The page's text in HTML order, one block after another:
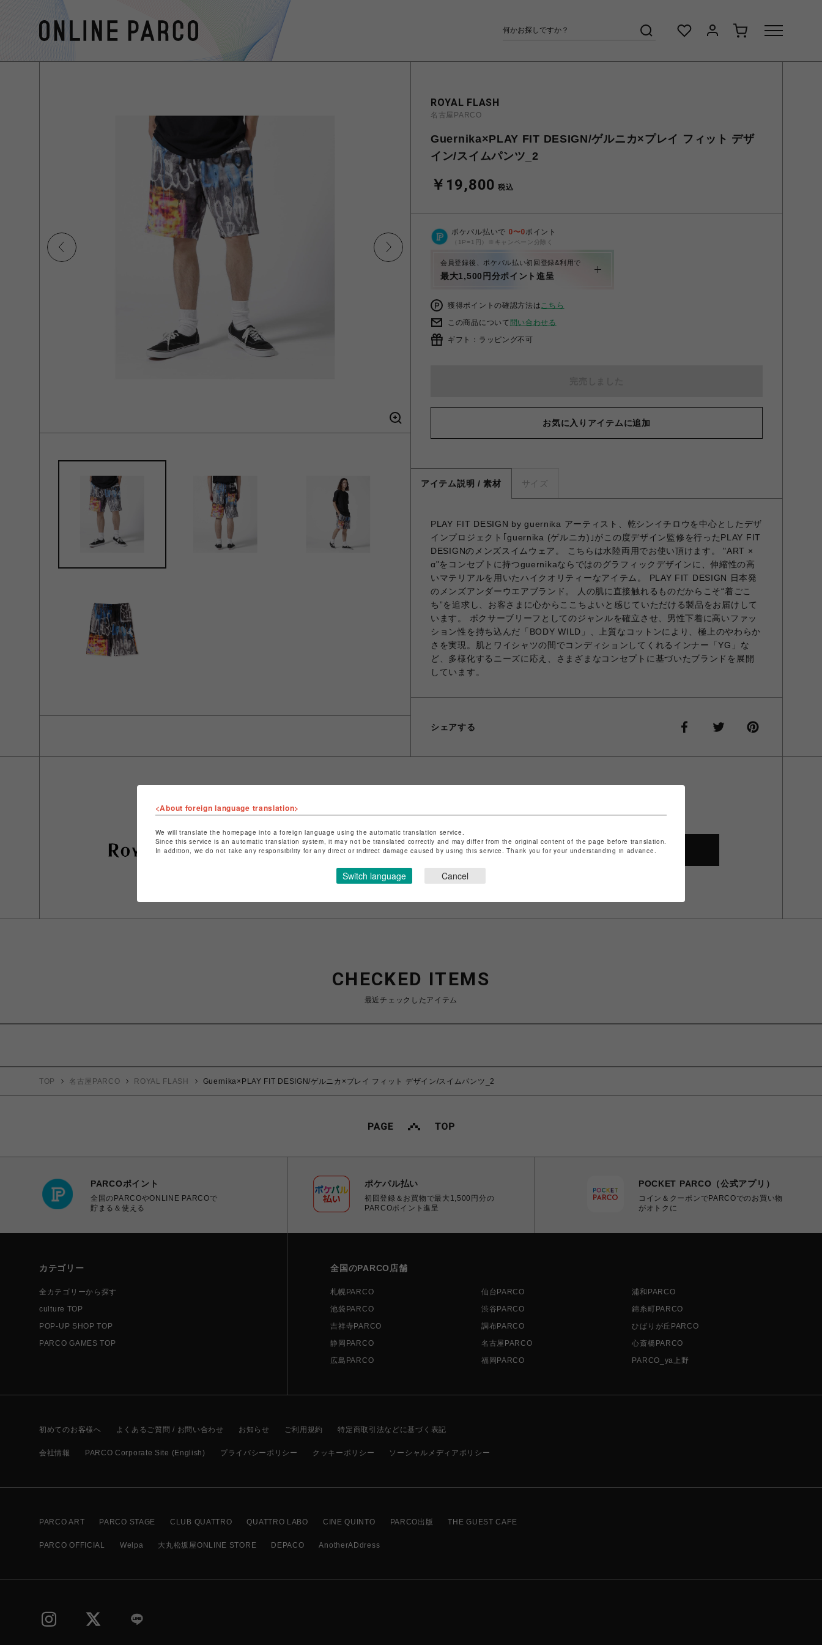
ROYAL FLASH
名古屋PARCO
Guernika×PLAY FIT DESIGN/ゲルニカ×プレイ フィット デザ
イン/スイムパンツ_2
￥19,800 税込
ポケパル払いで 0〜0ポイント
（1P=1円）※キャンペーン分除く
会員登録後、ポケパル払い初回登録&利用で
最大1,500円分ポイント進呈
獲得ポイントの確認方法はこちら
この商品について 問い合わせる
ギフト：ラッピング不可
お気に入りアイテムに追加
アイテム説明 / 素材 サイズ
PLAY FIT DESIGN by guernika アーティスト、乾シンイチロウを中心としたデザ
インプロジェクト｢guernika (ゲルニカ)｣がこの度デザイン監修を行ったPLAY FIT
DESIGNのメンズスイムウェア。 こちらは水陸両用でお使い頂けます。 "ART ×
α"をコンセプトに持つguernikaならではのグラフィックデザインに、伸縮性の高
いマテリアルを用いたハイクオリティーなアイテム。 PLAY FIT DESIGN 日本発
のメンズアンダーウエアブランド。 人の肌に直接触れるものだからこそ“着ごこ
ち”を追求し、お客さまに心からここちよいと感じていただける製品をお届けして
います。 ボクサーブリーフとしてのジャンルを確立させ、男性下着に高いファッ
ション性を持ち込んだ「BODY WILD」、上質なコットンにより、極上のやわらか
さを実現。肌とワイシャツの間でコンディションしてくれるインナー「YG」な
ど、多様化するニーズに応え、さまざまなコンセプトに基づいたブランドを展開
しています。
シェアする
店舗名
名古屋PARCO
ショップお問い合わせは こちら
SHOP TOP
CHECKED ITEMS
最近チェックしたアイテム
TOP 名古屋PARCO ROYAL FLASH Guernika×PLAY FIT DESIGN/ゲルニカ×プレイ フィット デザイン/スイムパンツ_2
PARCOポイント
全国のPARCOやONLINE PARCOで
貯まる＆使える
ポケパル払い
初回登録＆お買物で最大1,500円分の
PARCOポイント進呈
POCKET PARCO（公式アプリ）
コイン＆クーポンでPARCOでのお買い物
がオトクに
カテゴリー
全カテゴリーから探す
culture TOP
POP-UP SHOP TOP
PARCO GAMES TOP
全国のPARCO店舗
札幌PARCO 仙台PARCO
浦和PARCO
池袋PARCO
渋谷PARCO
錦糸町PARCO
吉祥寺PARCO
調布PARCO
ひばりが丘PARCO
静岡PARCO
名古屋PARCO
心斎橋PARCO
広島PARCO
福岡PARCO PARCO_ya上野
初めてのお客様へ よくあるご質問 / お問い合わせ お知らせ ご利用規約 特定商取引法などに基づく表記
会社情報 PARCO Corporate Site (English) プライバシーポリシー クッキーポリシー ソーシャルメディアポリシー
PARCO ART PARCO STAGE CLUB QUATTRO QUATTRO LABO CINE QUINTO PARCO出版 THE GUEST CAFE
PARCO OFFICIAL Welpa 大丸松坂屋ONLINE STORE DEPACO AnotherADdress
<About foreign language translation>
We will translate the homepage into a foreign language using the automatic translation service.
Since this service is an automatic translation system, it may not be translated correctly and may differ from the original content of the page before translation.
In addition, we do not take any responsibility for any direct or indirect damage caused by using this service. Thank you for your understanding in advance.
Switch language Cancel